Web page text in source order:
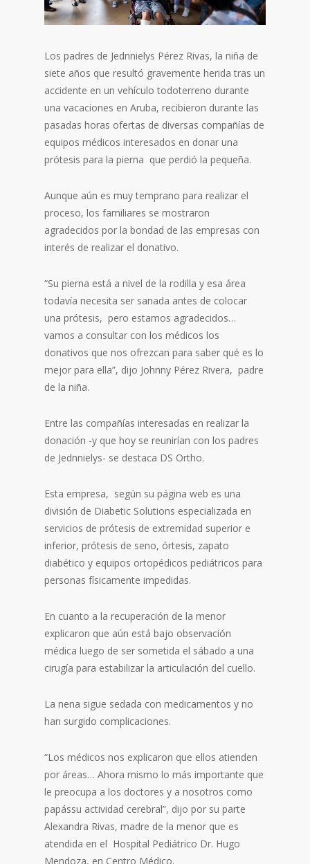
Los padres de Jednnielys Pérez Rivas, la niña de
siete años que resultó gravemente herida tras un
accidente en un vehículo todoterreno durante
una vacaciones en Aruba, recibieron durante las
pasadas horas ofertas de diversas compañías de
equipos médicos interesados en donar una
prótesis para la pierna que perdió la pequeña.
Aunque aún es muy temprano para realizar el
proceso, los familiares se mostraron
agradecidos por la bondad de las empresas con
interés de realizar el donativo.
“Su pierna está a nivel de la rodilla y esa área
todavía necesita ser sanada antes de colocar
una prótesis, pero estamos agradecidos…
vamos a consultar con los médicos los
donativos que nos ofrezcan para saber qué es lo
mejor para ella”, dijo Johnny Pérez Rivera, padre
de la niña.
Entre las compañías interesadas en realizar la
donación -y que hoy se reunirían con los padres
de Jednnielys- se destaca DS Ortho.
Esta empresa, según su página web es una
división de Diabetic Solutions especializada en
servicios de prótesis de extremidad superior e
inferior, prótesis de seno, órtesis, zapato
diabético y equipos ortopédicos pediátricos para
personas físicamente impedidas.
En cuanto a la recuperación de la menor
explicaron que aún está bajo observación
médica luego de ser sometida el sábado a una
cirugía para estabilizar la articulación del cuello.
La nena sigue sedada con medicamentos y no
han surgido complicaciones.
“Los médicos nos explicaron que ellos atienden
por áreas… Ahora mismo lo más importante que
le preocupa a los doctores y a nosotros como
papássu actividad cerebral”, dijo por su parte
Alexandra Rivas, madre de la menor que es
atendida en el Hospital Pediátrico Dr. Hugo
Mendoza, en Centro Médico.